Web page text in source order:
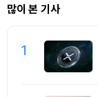
많이 본 기사
1